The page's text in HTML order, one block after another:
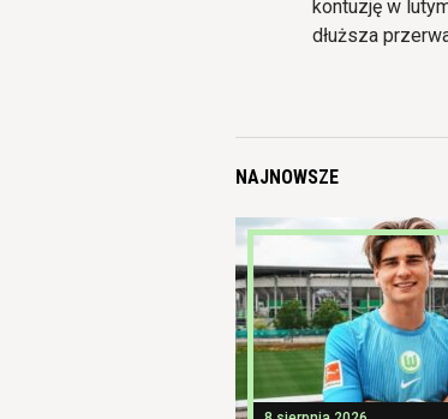
kontuzję w
dłuższa
NAJNOWSZE